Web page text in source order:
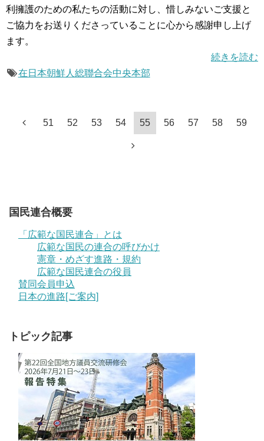
利擁護のための私たちの活動に対し、惜しみないご支援と
ご協力をお送りくださっていることに心から感謝申し上げ
ます。
続きを読む
在日本朝鮮人総聯合会中央本部
51 52 53 54 55 56 57 58 59
国民連合概要
「広範な国民連合」とは
広範な国民の連合の呼びかけ
憲章・めざす進路・規約
広範な国民連合の役員
賛同会員申込
日本の進路[ご案内]
トピック記事